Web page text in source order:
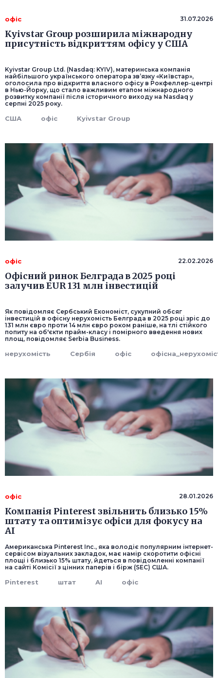
офіс 31.07.2026
Kyivstar Group розширила міжнародну
присутність відкриттям офісу у США
Kyivstar Group Ltd. (Nasdaq: KYIV), материнська компанія
найбільшого українського оператора зв’язку «Київстар»,
оголосила про відкриття власного офісу в Рокфеллер-центрі
в Нью-Йорку, що стало важливим етапом міжнародного
розвитку компанії після історичного виходу на Nasdaq у
серпні 2025 року.
США офіс Kyivstar Group
офіс 22.02.2026
Офісний ринок Белграда в 2025 році
залучив EUR 131 млн інвестицій
Як повідомляє Сербський Економіст, сукупний обсяг
інвестицій в офісну нерухомість Белграда в 2025 році зріс до
131 млн євро проти 14 млн євро роком раніше, на тлі стійкого
попиту на об'єкти прайм-класу і помірного введення нових
площ, повідомляє Serbia Business.
нерухомість Сербія офіс
офіс 28.01.2026
Компанія Pinterest звільнить близько 15%
штату та оптимізує офіси для фокусу на
AI
Американська Pinterest Inc., яка володіє популярним інтернет-
сервісом візуальних закладок, має намір скоротити офісні
площі і близько 15% штату, йдеться в повідомленні компанії
на сайті Комісії з цінних паперів і бірж (SEC) США.
Pinterest штат AI офіс